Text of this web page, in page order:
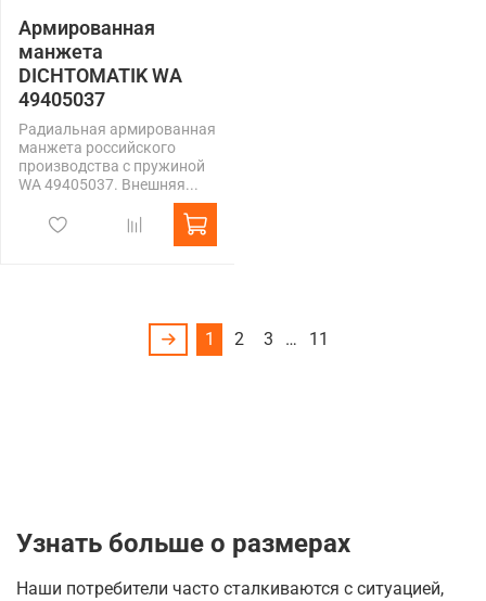
Армированная
манжета
DICHTOMATIK WA
49405037
Радиальная армированная
манжета российского
производства с пружиной
WA 49405037. Внешняя...
1 2 3 … 11
Узнать больше о размерах
Наши потребители часто сталкиваются с ситуацией,